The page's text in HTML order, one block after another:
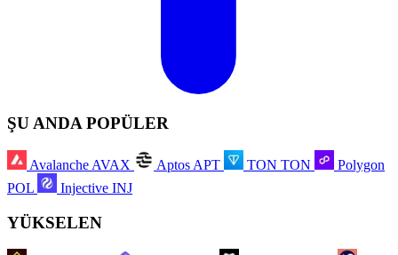
ŞU ANDA POPÜLER
Avalanche AVAX Aptos APT TON TON
Polygon
POL
Injective INJ
YÜKSELEN